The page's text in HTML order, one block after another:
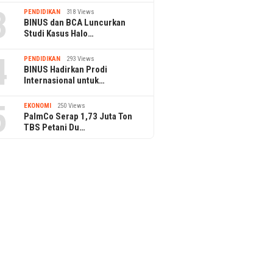
PENDIDIKAN 318 Views
BINUS dan BCA Luncurkan
Studi Kasus Halo…
PENDIDIKAN 293 Views
BINUS Hadirkan Prodi
Internasional untuk…
EKONOMI 250 Views
PalmCo Serap 1,73 Juta Ton
TBS Petani Du…